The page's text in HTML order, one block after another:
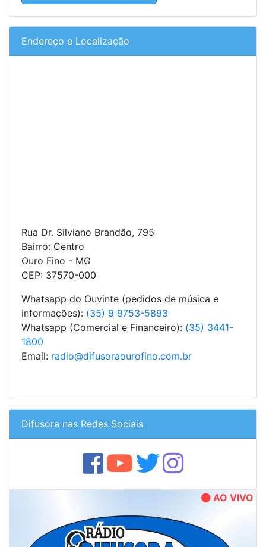
Endereço e Localização
Rua Dr. Silviano Brandão, 795
Bairro: Centro
Ouro Fino - MG
CEP: 37570-000
Whatsapp do Ouvinte (pedidos de música e
informações): (35) 9 9753-5893
Whatsapp (Comercial e Financeiro): (35) 3441-
1800
Email: radio@difusoraourofino.com.br
Difusora nas Redes Sociais
AO VIVO